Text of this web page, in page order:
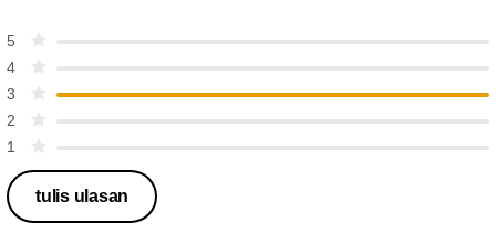
5
4
3
2
1
tulis ulasan